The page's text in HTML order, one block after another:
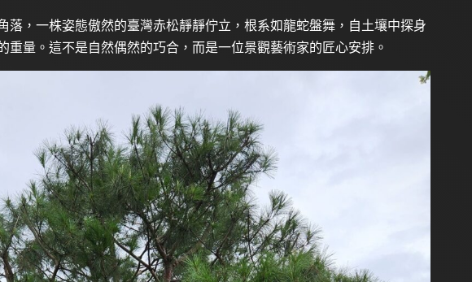
落，一株姿態傲然的臺灣赤松靜靜佇立，根系如龍蛇盤舞，自土壤中探身
重量。這不是自然偶然的巧合，而是一位景觀藝術家的匠心安排。